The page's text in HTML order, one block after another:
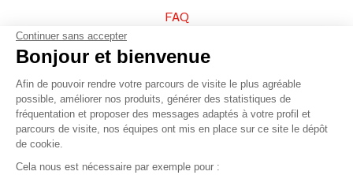
FAQ
Vendez vos produits
Plan du site
© 2016 –Organisation SAFI
Continuer sans accepter
Bonjour et bienvenue
Afin de pouvoir rendre votre parcours de visite le plus agréable
possible, améliorer nos produits, générer des statistiques de
fréquentation et proposer des messages adaptés à votre profil et
parcours de visite, nos équipes ont mis en place sur ce site le dépôt
de cookie.
Cela nous est nécessaire par exemple pour :